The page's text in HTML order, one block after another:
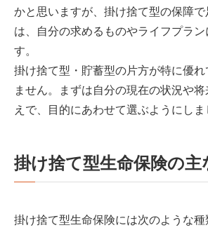
かと思いますが、掛け捨て型の保障
は、自分の求めるものやライフプラン
す。
掛け捨て型・貯蓄型の片方が特に優れ
ません。まずは自分の現在の状況や将
えで、目的にあわせて選ぶようにしま
掛け捨て型生命保険の主
掛け捨て型生命保険には次のような種